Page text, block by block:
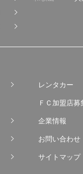
レンタカー
ＦＣ加盟店募
企業情報
お問い合わせ
サイトマップ